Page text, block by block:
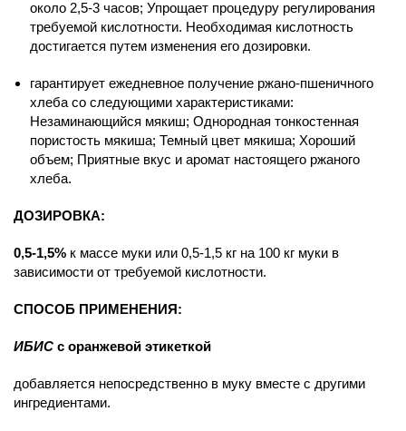
около 2,5-3 часов; Упрощает процедуру регулирования
требуемой кислотности. Необходимая кислотность
достигается путем изменения его дозировки.
гарантирует ежедневное получение ржано-пшеничного
хлеба со следующими характеристиками:
Незаминающийся мякиш; Однородная тонкостенная
пористость мякиша; Темный цвет мякиша; Хороший
объем; Приятные вкус и аромат настоящего ржаного
хлеба.
ДОЗИРОВКА:
0,5-1,5% к массе муки или 0,5-1,5 кг на 100 кг муки в
зависимости от требуемой кислотности.
СПОСОБ ПРИМЕНЕНИЯ:
ИБИС с оранжевой этикеткой
добавляется непосредственно в муку вместе с другими
ингредиентами.